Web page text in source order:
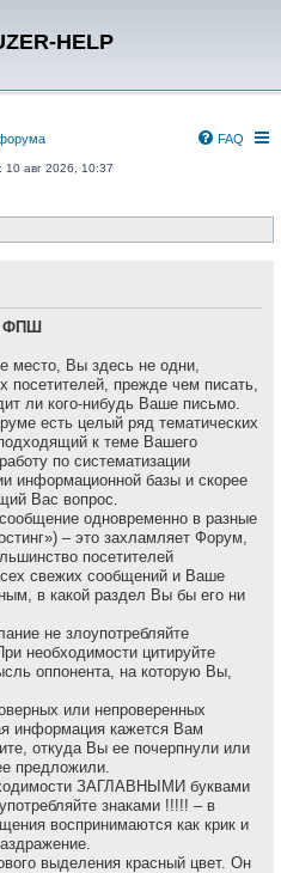
HELP
FAQ
10 авг 2026, 10:37
ФПШ
место, Вы здесь не одни,
посетителей, прежде чем писать,
ли кого-нибудь Ваше письмо.
есть целый ряд тематических
к теме Вашего
по систематизации
информационной базы и скорее
Вас вопрос.
одновременно в разные
– это захламляет Форум,
посетителей
свежих сообщений и Ваше
в какой раздел Вы бы его ни
не злоупотребляйте
необходимости цитируйте
оппонента, на которую Вы,
или непроверенных
информация кажется Вам
откуда Вы ее почерпнули или
предложили.
ЗАГЛАВНЫМИ буквами
знаками !!!!! – в
воспринимаются как крик и
выделения красный цвет. Он